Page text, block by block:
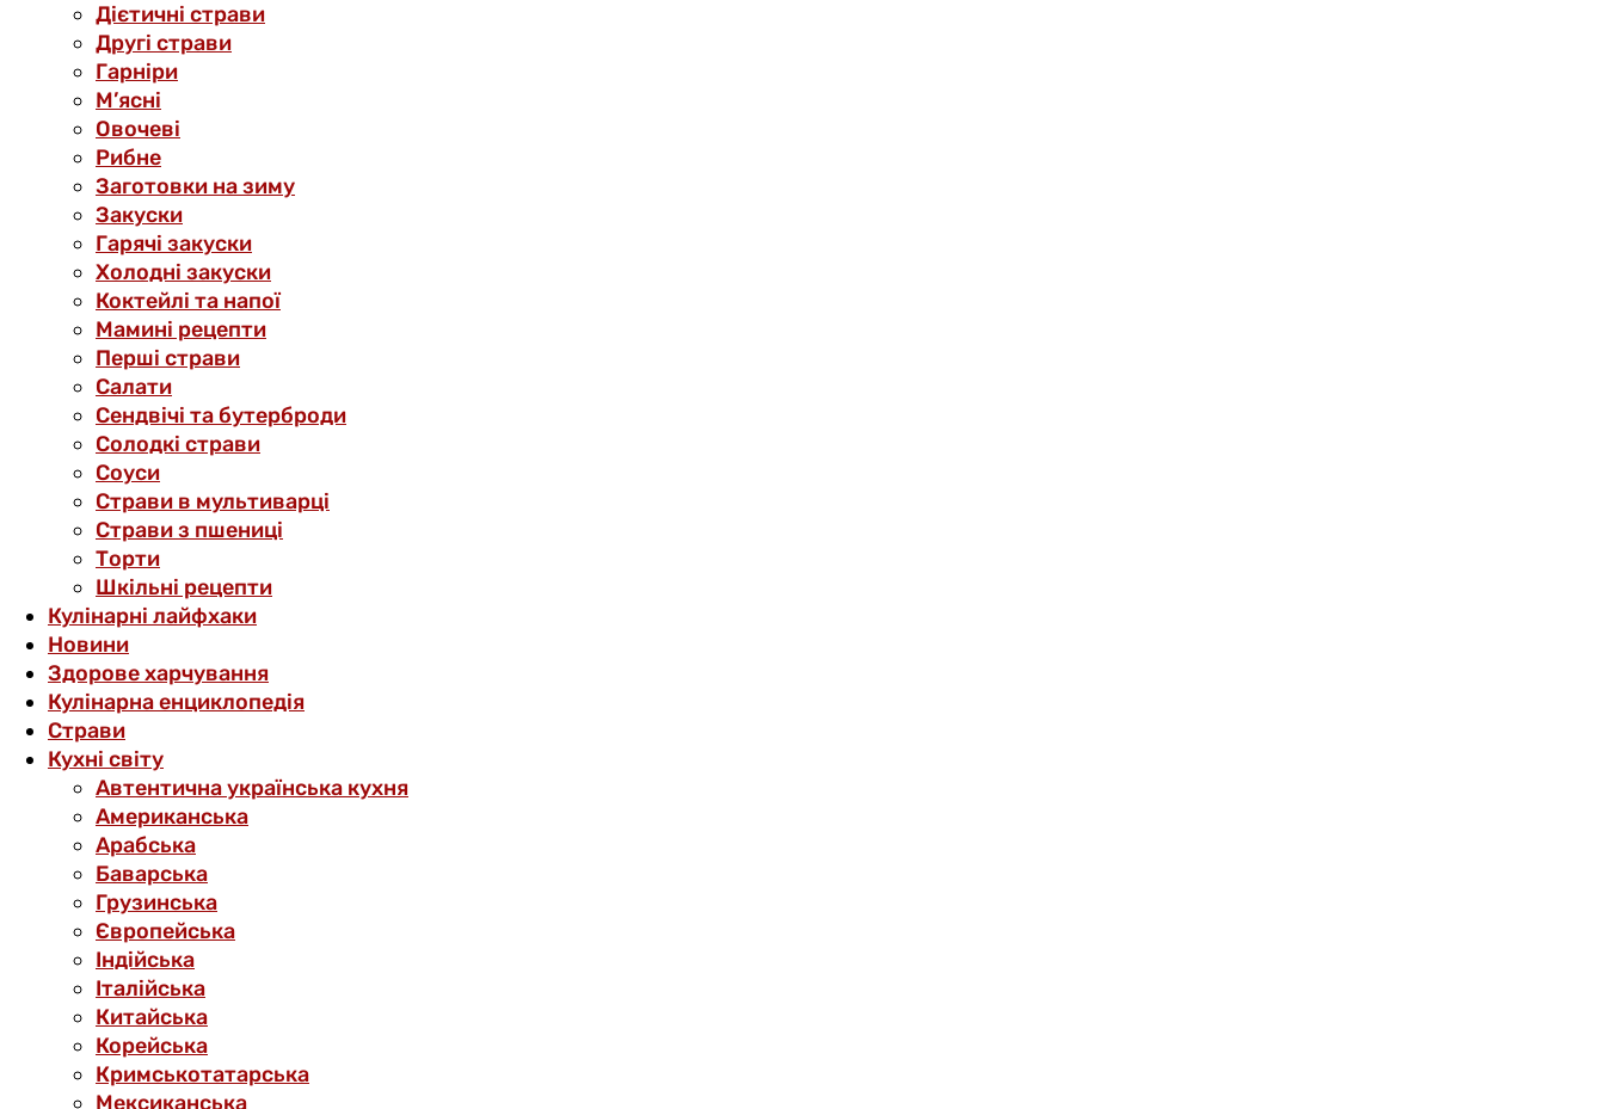
Дієтичні страви
Другі страви
Гарніри
М’ясні
Овочеві
Рибне
Заготовки на зиму
Закуски
Гарячі закуски
Холодні закуски
Коктейлі та напої
Мамині рецепти
Перші страви
Салати
Сендвічі та бутерброди
Солодкі страви
Соуси
Страви в мультиварці
Страви з пшениці
Торти
Шкільні рецепти
Кулінарні лайфхаки
Новини
Здорове харчування
Кулінарна енциклопедія
Страви
Кухні світу
Автентична українська кухня
Американська
Арабська
Баварська
Грузинська
Європейська
Індійська
Італійська
Китайська
Корейська
Кримськотатарська
Мексиканська